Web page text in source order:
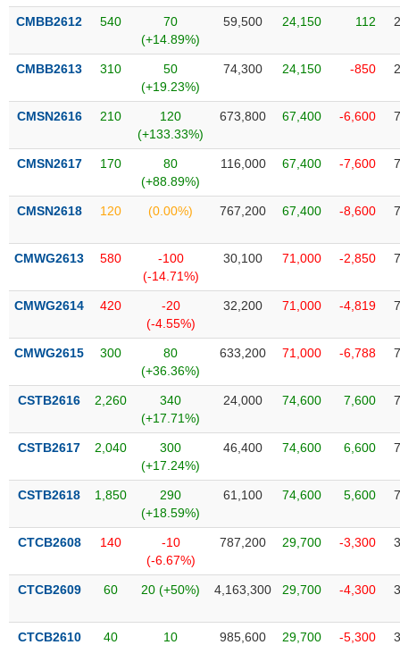
CMBB2612 540
70
(+14.89%)
59,500 24,150 112
CMBB2613 310
50
(+19.23%)
74,300 24,150 -850
CMSN2616 210
120
(+133.33%)
673,800 67,400 -6,600
CMSN2617 170
80
(+88.89%)
116,000 67,400 -7,600
CMSN2618 120 (0.00%) 767,200 67,400 -8,600
CMWG2613 580
-100
(-14.71%)
30,100 71,000 -2,850
CMWG2614 420
-20
(-4.55%)
32,200 71,000 -4,819
CMWG2615 300
80
(+36.36%)
633,200 71,000 -6,788
CSTB2616 2,260
340
(+17.71%)
24,000 74,600 7,600
CSTB2617 2,040
300
(+17.24%)
46,400 74,600 6,600
CSTB2618 1,850
290
(+18.59%)
61,100 74,600 5,600
CTCB2608 140
-10
(-6.67%)
787,200 29,700 -3,300
CTCB2609 60 20 (+50%) 4,163,300 29,700 -4,300
CTCB2610 40
10
985,600 29,700 -5,300
CÔNG
THÔNG
TIN
DỊCH
TRUYỀN
THÔNG
TIỆN
ĐỘNG
SẢN
Mã
khoán
(-)
Tất cả Cổ phiếu Chỉ số Chứng chỉ quỹ Chứng